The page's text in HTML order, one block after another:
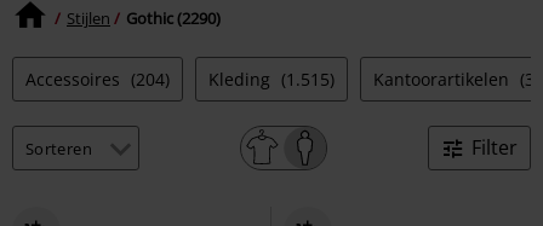
Stijlen Gothic (2290)
Accessoires (204) Kleding (1.515) Kantoorartikelen (3)
Filter